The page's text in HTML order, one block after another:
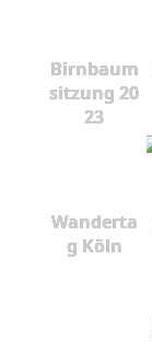
Birnbaum
sitzung 20
23
Wanderta
g Köln